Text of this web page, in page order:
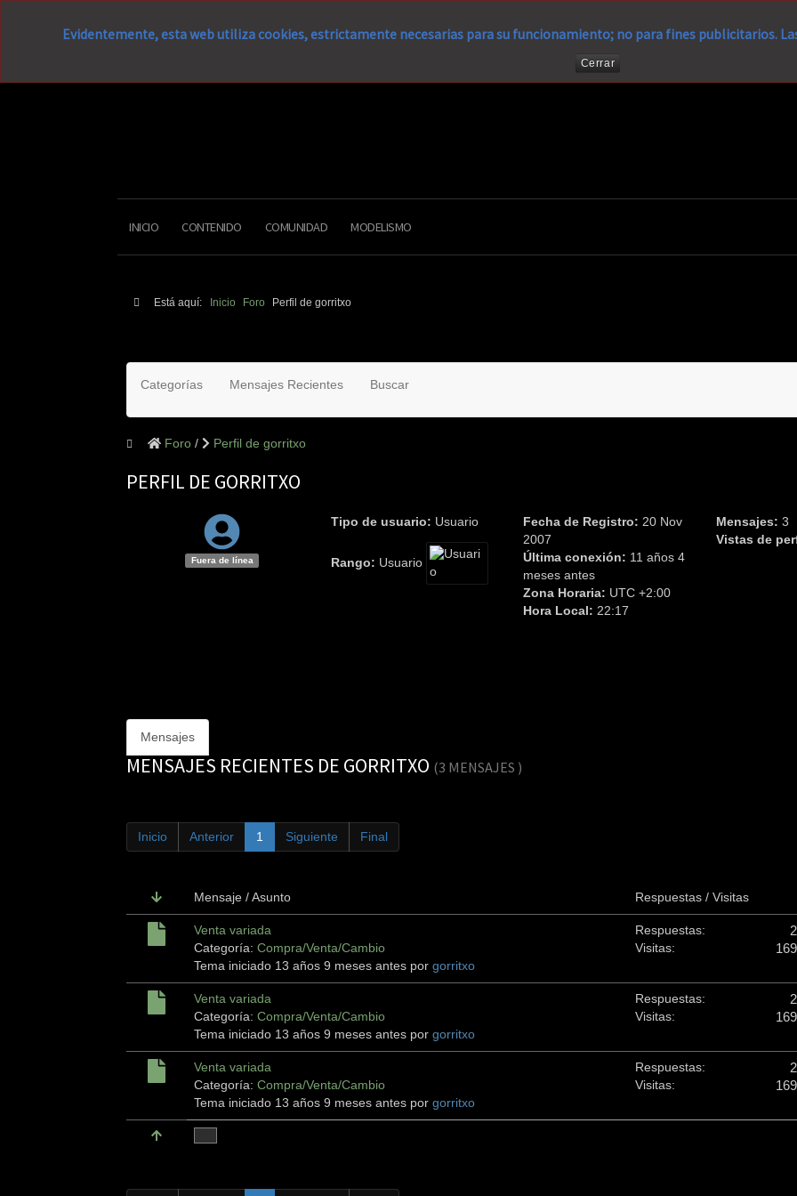
Evidentemente, esta web utiliza cookies, estrictamente necesarias para su funcionamiento; no para fines publicitarios.
Cerrar
INICIO CONTENIDO COMUNIDAD MODELISMO
Está aquí: Inicio Foro Perfil de gorritxo
Categorías Mensajes Recientes Buscar
Foro Perfil de gorritxo
PERFIL DE GORRITXO
Fuera de línea
Tipo de usuario: Usuario
Rango: Usuario
Fecha de Registro: 20 Nov
2007
Última conexión: 11 años 4
meses antes
Zona Horaria: UTC +2:00
Hora Local: 22:17
Mensajes: 3
Vistas de
Mensajes
MENSAJES RECIENTES DE GORRITXO (3 MENSAJES )
Inicio Anterior 1 Siguiente Final
Mensaje / Asunto Respuestas / Visitas
Venta variada
Categoría: Compra/Venta/Cambio
Tema iniciado 13 años 9 meses antes por gorritxo
Respuestas: 2
Visitas: 169
Venta variada
Categoría: Compra/Venta/Cambio
Tema iniciado 13 años 9 meses antes por gorritxo
Respuestas: 2
Visitas: 169
Venta variada
Categoría: Compra/Venta/Cambio
Tema iniciado 13 años 9 meses antes por gorritxo
Respuestas: 2
Visitas: 169